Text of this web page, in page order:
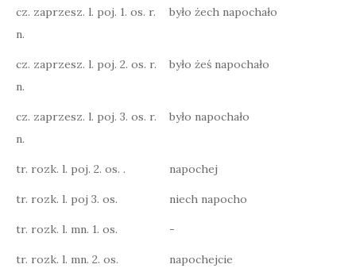
cz. zaprzesz. l. poj. 1. os. r.
n.
było żech napochało
cz. zaprzesz. l. poj. 2. os. r.
n.
było żeś napochało
cz. zaprzesz. l. poj. 3. os. r.
n.
było napochało
tr. rozk. l. poj. 2. os. . napochej
tr. rozk. l. poj 3. os. niech napocho
tr. rozk. l. mn. 1. os. -
tr. rozk. l. mn. 2. os. napochejcie